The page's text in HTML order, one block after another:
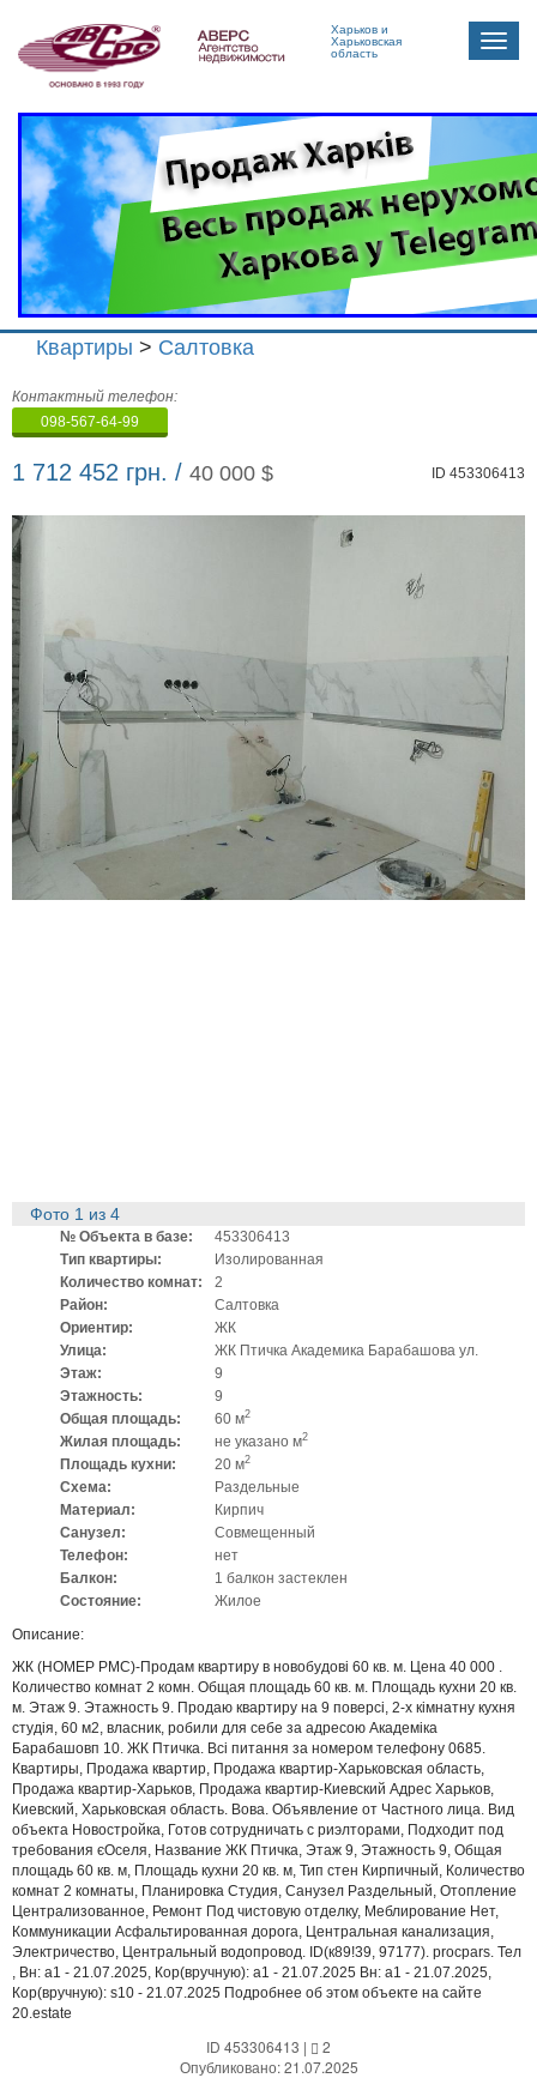
Харьков и
Харьковская
область
Toggle
Квартиры > Салтовка
Агенство
недвижимости
"Аверс"
Контактный телефон:
098-567-64-99
1 712 452 грн. / 40 000 $ ID 453306413
Фото 1 из 4
№ Объекта в базе:
453306413
Тип квартиры:
Изолированная
Количество комнат:
2
Район:
Салтовка
Ориентир:
ЖК
Улица:
ЖК Птичка Академика Барабашова ул.
Этаж:
9
Этажность:
9
Общая площадь:
60 м2
Жилая площадь: не указано м2
Площадь кухни: 20 м2
Схема:
Раздельные
Материал:
Кирпич
Санузел:
Совмещенный
Телефон:
нет
Балкон:
1 балкон застеклен
Состояние:
Жилое
Описание:
ЖК (НОМЕР PMC)-Продам квартиру в новобудові 60 кв. м. Цена 40 000 .
Количество комнат 2 комн. Общая площадь 60 кв. м. Площадь кухни 20 кв.
м. Этаж 9. Этажность 9. Продаю квартиру на 9 поверсі, 2-х кімнатну кухня
студія, 60 м2, власник, робили для себе за адресою Академіка
Барабашовп 10. ЖК Птичка. Всі питання за номером телефону 0685.
Квартиры, Продажа квартир, Продажа квартир-Харьковская область,
Продажа квартир-Харьков, Продажа квартир-Киевский Адрес Харьков,
Киевский, Харьковская область. Вова. Объявление от Частного лица. Вид
объекта Новостройка, Готов сотрудничать с риэлторами, Подходит под
требования єОселя, Название ЖК Птичка, Этаж 9, Этажность 9, Общая
площадь 60 кв. м, Площадь кухни 20 кв. м, Тип стен Кирпичный, Количество
комнат 2 комнаты, Планировка Студия, Санузел Раздельный, Отопление
Централизованное, Ремонт Под чистовую отделку, Меблирование Нет,
Коммуникации Асфальтированная дорога, Центральная канализация,
Электричество, Центральный водопровод. ID(к89!39, 97177). procpars. Тел
, Вн: a1 - 21.07.2025, Кор(вручную): a1 - 21.07.2025 Вн: a1 - 21.07.2025,
Кор(вручную): s10 - 21.07.2025 Подробнее об этом объекте на сайте
20.estate
ID 453306413 |
2
Опубликовано: 21.07.2025